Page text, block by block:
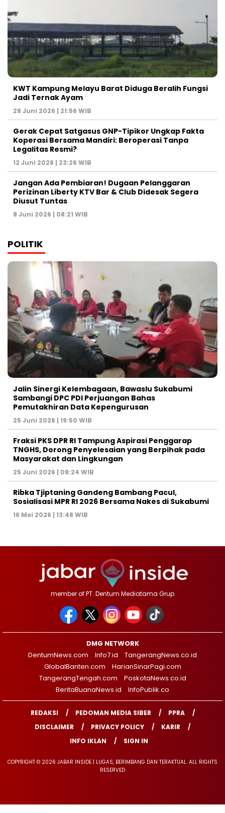
KWT Kampung Melayu Barat Diduga Beralih Fungsi
Jadi Ternak Ayam
28 Juni 2026 | 21:56 WIB
Gerak Cepat Satgasus GNP-Tipikor Ungkap Fakta
Koperasi Bersama Mandiri: Beroperasi Tanpa
Legalitas Resmi?
12 Juni 2026 | 23:26 WIB
Jangan Ada Pembiaran! Dugaan Pelanggaran
Perizinan Liberty KTV Bar & Club Didesak Segera
Diusut Tuntas
8 Juni 2026 | 08:21 WIB
POLITIK
Jalin Sinergi Kelembagaan, Bawaslu Sukabumi
Sambangi DPC PDI Perjuangan Bahas
Pemutakhiran Data Kepengurusan
25 Juni 2026 | 19:50 WIB
‎Fraksi PKS DPR RI Tampung Aspirasi Penggarap
TNGHS, Dorong Penyelesaian yang Berpihak pada
Masyarakat dan Lingkungan‎
25 Juni 2026 | 09:24 WIB
Ribka Tjiptaning Gandeng Bambang Pacul,
Sosialisasi MPR RI 2026 Bersama Nakes di Sukabumi
16 Mei 2026 | 13:48 WIB
member of PT. Dentum Mediatama Grup
DMG NETWORK
DentumNews.com
Info7.id
TangerangNews.co.id
GlobalBanten.com
HarianSinarPagi.com
TangerangTengah.com
PoskotaNews.co.id
BeritaBuanaNews.id
InfoPublik.co
REDAKSI PEDOMAN MEDIA SIBER
PPRA
DISCLAIMER
PRIVACY POLICY
KARIR
INFO IKLAN
SIGN IN
COPYRIGHT © 2026 JABAR INSIDE | LUGAS, BERIMBANG DAN TERAKTUAL. ALL RIGHTS
RESERVED